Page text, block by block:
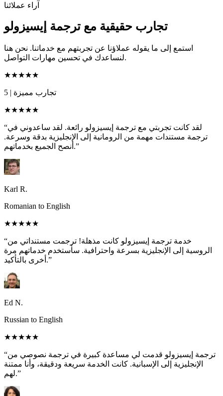
آراء عملائنا
تجارب حقيقية مع ترجمة إيسيزولو
استمع إلى ما يقوله عملاؤنا عن تجربتهم مع خدماتنا. نحن هنا
لنساعدك في تحسين مهارات التواصل.
★★★★★
5 | تجارب مميزة
★★★★★
“لقد كانت تجربتي مع ترجمة إيسيزولو رائعة. لقد ساعدوني في
ترجمة مستندات مهمة من الرومانية إلى الإنجليزية بدقة وسرعة.
أنصح الجميع بخدماتهم.”
Karl R.
Romanian to English
★★★★★
“خدمة ترجمة إيسيزولو كانت مذهلة! ترجمت مستنداتي من
الروسية إلى الإنجليزية بسرعة واحترافية. سأستخدم خدماتهم مرة
أخرى بالتأكيد.”
Ed N.
Russian to English
★★★★★
“ترجمة إيسيزولو قدمت لي مساعدة كبيرة في ترجمة نصوصي من
الإنجليزية إلى الإسبانية. كانت الخدمة سريعة ودقيقة، وأنا ممتنة
لهم.”